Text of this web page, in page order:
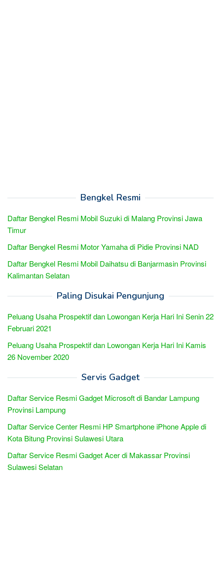
Bengkel Resmi
Daftar Bengkel Resmi Mobil Suzuki di Malang Provinsi Jawa
Timur
Daftar Bengkel Resmi Motor Yamaha di Pidie Provinsi NAD
Daftar Bengkel Resmi Mobil Daihatsu di Banjarmasin Provinsi
Kalimantan Selatan
Paling Disukai Pengunjung
Peluang Usaha Prospektif dan Lowongan Kerja Hari Ini Senin 22
Februari 2021
Peluang Usaha Prospektif dan Lowongan Kerja Hari Ini Kamis
26 November 2020
Servis Gadget
Daftar Service Resmi Gadget Microsoft di Bandar Lampung
Provinsi Lampung
Daftar Service Center Resmi HP Smartphone iPhone Apple di
Kota Bitung Provinsi Sulawesi Utara
Daftar Service Resmi Gadget Acer di Makassar Provinsi
Sulawesi Selatan